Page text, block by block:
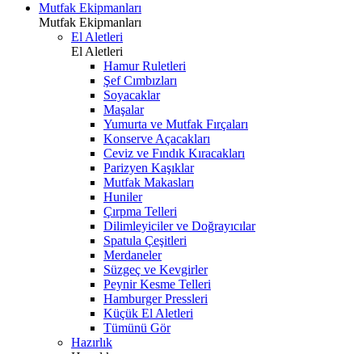
Mutfak Ekipmanları
Mutfak Ekipmanları
El Aletleri
El Aletleri
Hamur Ruletleri
Şef Cımbızları
Soyacaklar
Maşalar
Yumurta ve Mutfak Fırçaları
Konserve Açacakları
Ceviz ve Fındık Kıracakları
Parizyen Kaşıklar
Mutfak Makasları
Huniler
Çırpma Telleri
Dilimleyiciler ve Doğrayıcılar
Spatula Çeşitleri
Merdaneler
Süzgeç ve Kevgirler
Peynir Kesme Telleri
Hamburger Pressleri
Küçük El Aletleri
Tümünü Gör
Hazırlık